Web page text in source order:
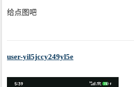
给点图吧
user-yil5jccy249yl5e